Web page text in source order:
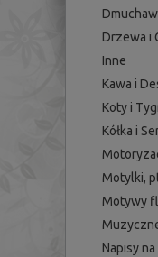
Drzewa i
Inne
Kawa i
Koty i
Kółka i
Motylki,
Motywy
Napisy